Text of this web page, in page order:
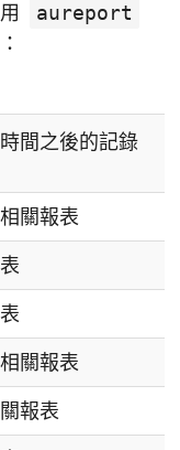
aureport
間之後的記錄
關報表
關報表
報表